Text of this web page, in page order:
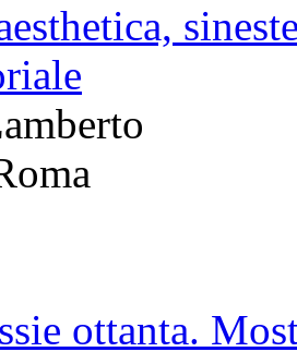
ottanta.